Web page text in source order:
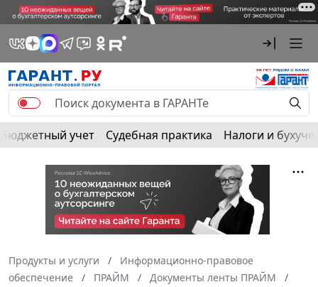
Бюджетный учет Судебная практика Налоги и
Продукты и услуги
Информационно-правовое
обеспечение
ПРАЙМ
Документы ленты ПРАЙМ